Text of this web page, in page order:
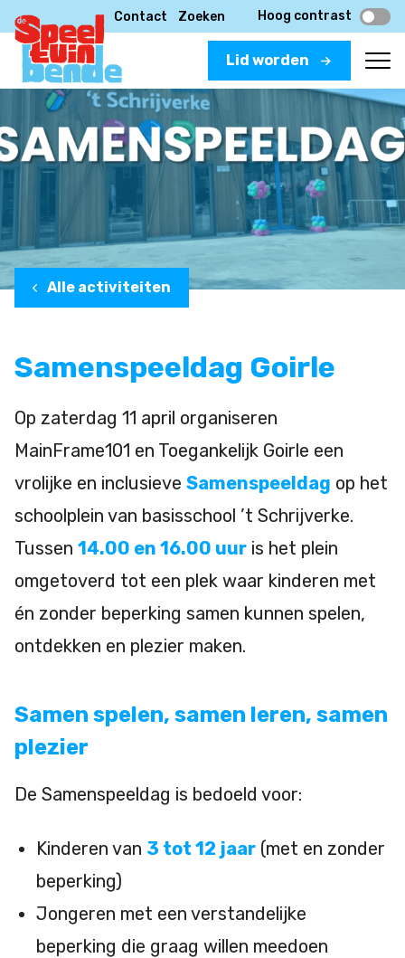
Contact Zoeken Hoog contrast
Lid worden
Alle activiteiten
Samenspeeldag Goirle
Op zaterdag 11 april organiseren
MainFrame101 en Toegankelijk Goirle een
vrolijke en inclusieve Samenspeeldag op het
schoolplein van basisschool ’t Schrijverke.
Tussen 14.00 en 16.00 uur is het plein
omgetoverd tot een plek waar kinderen met
én zonder beperking samen kunnen spelen,
ontdekken en plezier maken.
Samen spelen, samen leren, samen
plezier
De Samenspeeldag is bedoeld voor:
Kinderen van 3 tot 12 jaar (met en zonder
beperking)
Jongeren met een verstandelijke
beperking die graag willen meedoen